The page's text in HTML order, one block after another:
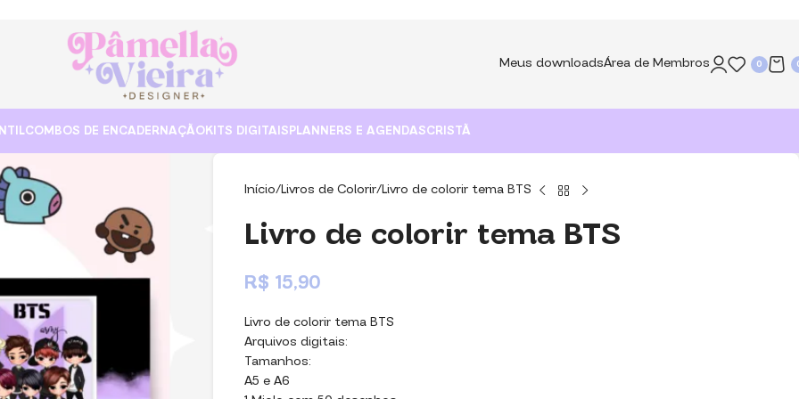
Meus downloadsÁrea de Membros 0
COMBOS DE ENCADERNAÇÃO KITS DIGITAIS PLANNERS E AGENDASCRISTÃ
Início Livros de Colorir Livro de colorir tema BTS
Livro de colorir tema BTS
R$ 15,90
Livro de colorir tema BTS
Arquivos digitais:
Tamanhos:
A5 e A6